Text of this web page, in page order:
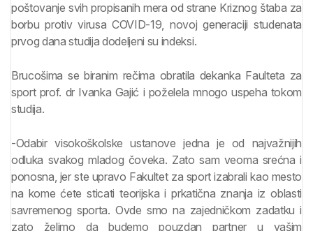
poštovanje svih propisanih mera od strane Kriznog štaba za
borbu protiv virusa COVID-19, novoj generaciji studenata
prvog dana studija dodeljeni su indeksi.
Brucošima se biranim rečima obratila dekanka Faulteta za
sport prof. dr Ivanka Gajić i poželela mnogo uspeha tokom
studija.
-Odabir visokoškolske ustanove jedna je od najvažnijih
odluka svakog mladog čoveka. Zato sam veoma srećna i
ponosna, jer ste upravo Fakultet za sport izabrali kao mesto
na kome ćete sticati teorijska i prkatična znanja iz oblasti
savremenog sporta. Ovde smo na zajedničkom zadatku i
zato želimo da budemo pouzdan partner u vašim